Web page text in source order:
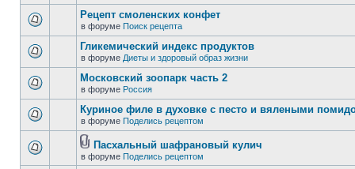
Рецепт смоленских конфет
в форуме Поиск рецепта
Гликемический индекс продуктов
в форуме Диеты и здоровый образ жизни
Московский зоопарк часть 2
в форуме Россия
Куриное филе в духовке с песто и вялеными
в форуме Поделись рецептом
Пасхальный шафрановый кулич
в форуме Поделись рецептом